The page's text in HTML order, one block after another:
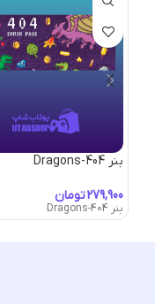
بنر 404-Dragons
تومان
بنر 404-Dragons